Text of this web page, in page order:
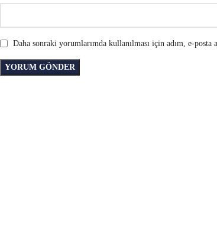
Daha sonraki yorumlarımda kullanılması için adım, e-posta